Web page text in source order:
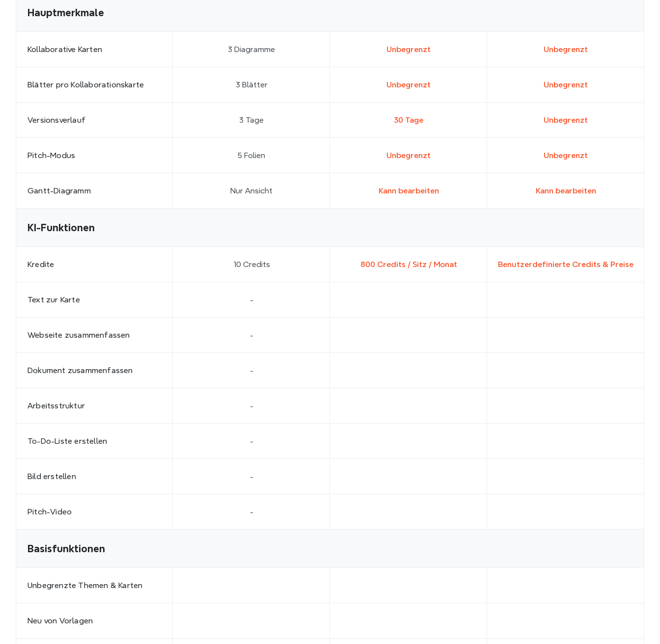
Hauptmerkmale
Kollaborative Karten 3 Diagramme Unbegrenzt Unbegrenzt
Blätter pro Kollaborationskarte 3 Blätter Unbegrenzt Unbegrenzt
Versionsverlauf 3 Tage 30 Tage Unbegrenzt
Pitch-Modus 5 Folien Unbegrenzt Unbegrenzt
Gantt-Diagramm Nur Ansicht Kann bearbeiten Kann bearbeiten
KI-Funktionen
Kredite 10 Credits 800 Credits / Sitz / Monat Benutzerdefinierte Credits & Preise
Text zur Karte -
Webseite zusammenfassen -
Dokument zusammenfassen -
Arbeitsstruktur -
To-Do-Liste erstellen -
Bild erstellen -
Pitch-Video -
Basisfunktionen
Unbegrenzte Themen & Karten
Neu von Vorlagen